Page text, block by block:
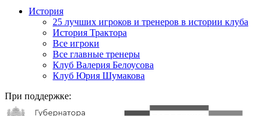
История
25 лучших игроков и тренеров в истории клуба
История Трактора
Все игроки
Все главные тренеры
Клуб Валерия Белоусова
Клуб Юрия Шумакова
При поддержке: